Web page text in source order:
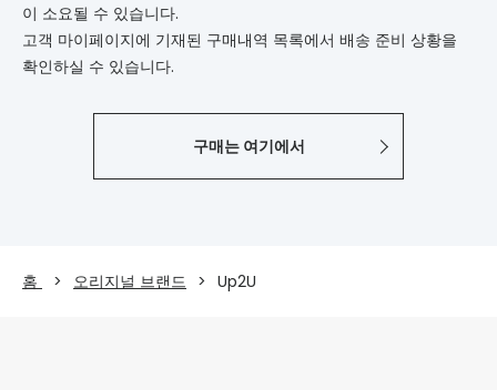
이 소요될 수 있습니다.
고객 마이페이지에 기재된 구매내역 목록에서 배송 준비 상황을
확인하실 수 있습니다.
구매는 여기에서
홈 오리지널 브랜드 Up2U